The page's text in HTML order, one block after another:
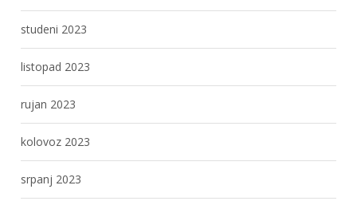
studeni 2023
listopad 2023
rujan 2023
kolovoz 2023
srpanj 2023